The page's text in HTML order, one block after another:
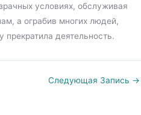
условиях, обслуживая
а ограбив многих людей,
прекратила деятельность.
Следующая Запись →